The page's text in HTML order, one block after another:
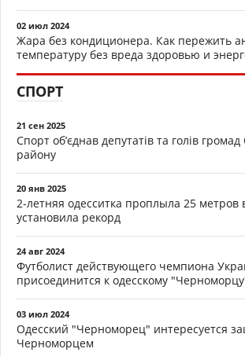
02 июл 2024
Жара без кондиционера. Как пережить
температуру без вреда здоровью и
СПОРТ
21 сен 2025
Спорт об’єднав депутатів та голів
району
20 янв 2025
2-летняя одесситка проплыла 25 метров
установила рекорд
24 авг 2024
Футболист действующего чемпиона
присоединится к одесскому
03 июл 2024
Одесский "Черноморец" интересуется
Черноморцем